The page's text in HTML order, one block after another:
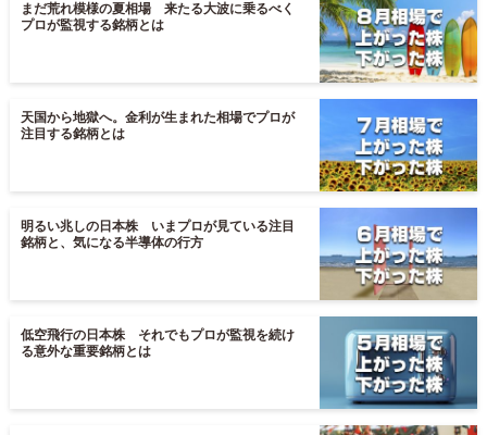
まだ荒れ模様の夏相場 来たる大波に乗るべく
プロが監視する銘柄とは
天国から地獄へ。金利が生まれた相場でプロが
注目する銘柄とは
明るい兆しの日本株 いまプロが見ている注目
銘柄と、気になる半導体の行方
低空飛行の日本株 それでもプロが監視を続け
る意外な重要銘柄とは